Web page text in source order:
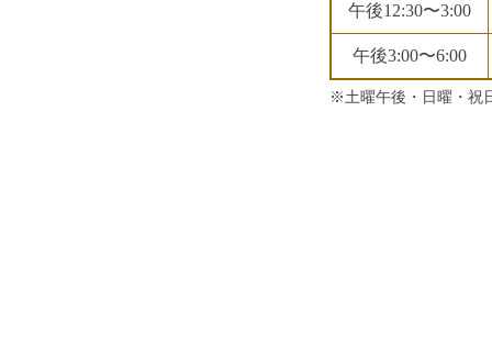
午後12:30〜3:00
午後3:00〜6:00
※土曜午後・日曜・祝